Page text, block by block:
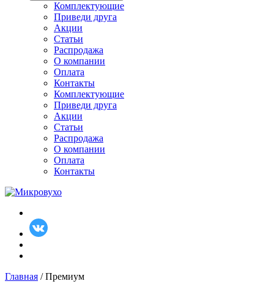
Комплектующие
Приведи друга
Акции
Статьи
Распродажа
О компании
Оплата
Контакты
Комплектующие
Приведи друга
Акции
Статьи
Распродажа
О компании
Оплата
Контакты
Главная / Премиум